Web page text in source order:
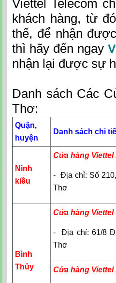
Viettel Telecom
khách hàng, từ
thế, để nhận
thì hãy đến ngay
nhận lại được sự
Danh sách Các
Thơ:
Quận,
huyện
Danh sách chi
Ninh
kiều
Cửa hàng Viettel
- Địa chỉ: Số
Thơ
Bình
Thủy
Cửa hàng
- Địa chỉ: 61/8
Thơ
Cửa hàng